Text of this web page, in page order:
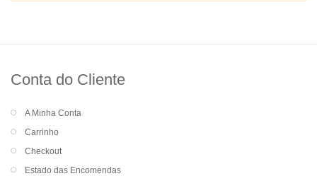
Conta do Cliente
A Minha Conta
Carrinho
Checkout
Estado das Encomendas